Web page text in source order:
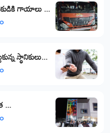
గాయాలు ​...
స్థానికులు...
...